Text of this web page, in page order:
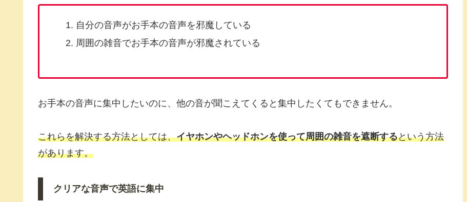
自分の音声がお手本の音声を邪魔している
周囲の雑音でお手本の音声が邪魔されている
お手本の音声に集中したいのに、他の音が聞こえてくると集中したくてもできません。
これらを解決する方法としては、イヤホンやヘッドホンを使って周囲の雑音を遮断するという方法
があります。
クリアな音声で英語に集中